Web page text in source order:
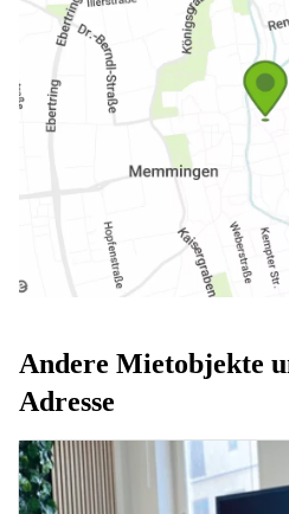
Andere Mietobjekte
Adresse